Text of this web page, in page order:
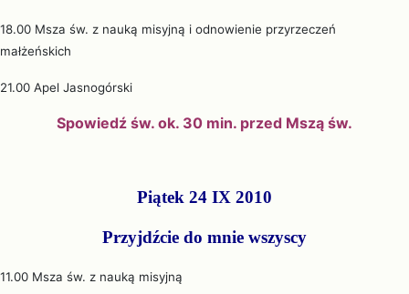
18.00 Msza św. z nauką misyjną i odnowienie przyrzeczeń
małżeńskich
21.00 Apel Jasnogórski
Spowiedź św. ok. 30 min. przed Mszą św.
Piątek 24 IX 2010
Przyjdźcie do mnie wszyscy
11.00 Msza św. z nauką misyjną